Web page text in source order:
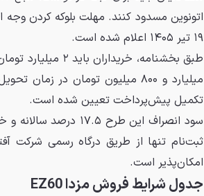
۱۹ تیر ۱۴۰۵ اعلام شده است.
تکمیل پیش‌پرداخت تعیین شده است.
ثبت‌نام تنها از طریق درگاه رسمی شرکت
امکان‌پذیر است.
جدول شرایط فروش مزدا EZ60